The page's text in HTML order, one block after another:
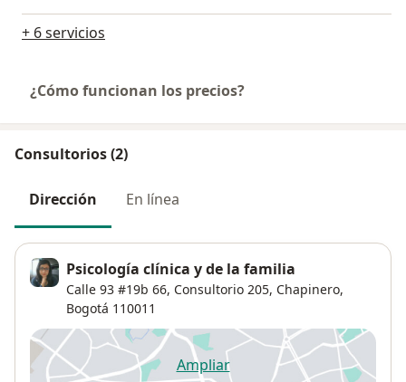
+ 6 servicios
¿Cómo funcionan los precios?
Consultorios (2)
Dirección En línea
Psicología clínica y de la familia
Calle 93 #19b 66, Consultorio 205, Chapinero,
Bogotá 110011
Ampliarse abre en una nueva